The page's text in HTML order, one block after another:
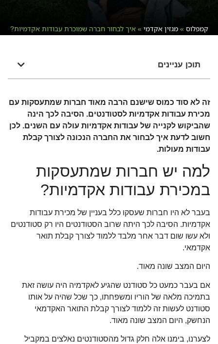
קמפלוס »מגזין אקדמי »איך לבחור חברה שמוכרת עבודות אקדמיות?
תוכן עניינים
זה לא סוד כמוס שישנם הרבה מאוד חברות שמתעסקות עם
מכירת עבודות אקדמיות לסטודנטים. הסיבה לכך הינה
שהביקוש לקנייה של עבודות אקדמיות עולה עם השנים. לכן
חשוב לדעת איך לבחור את החברה הנכונה לצורך קבלת
עבודות מעולות.
למה יש חברות שמתעסקות
במכירת עבודות אקדמיות?
בעבר לא היו חברות שעסקו כלל בעניין של מכירת עבודות
אקדמיות. הסיבה לכך היתה שרוב הסטודנטים היו רק סטודנטים
ולא עשו שום דבר אחר מלבד ללמוד לצורך קבלת תואר
אקדמאי.
היום המצב שונה מאוד.
אם בעבר כמעט כל סטודנט שהגיע לאקדמיה היה עושה זאת
בתמיכה מלאה של הוריו ומשפחתו, כך שכל שהיה על אותו
סטודנט לעשות זה ללמוד לצורך קבלת התואר האקדמאי
הנחשק, היום המצב שונה מאוד.
לצערנו, בימנו אלה חלק גדול מהסטודנטים נאלצים במקביל